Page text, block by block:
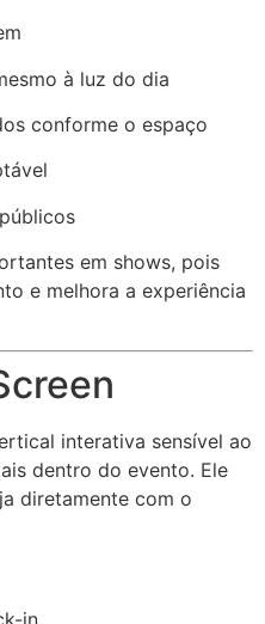
à luz do dia
conforme o espaço
em shows, pois
e melhora a experiência
interativa sensível ao
dentro do evento. Ele
diretamente com o